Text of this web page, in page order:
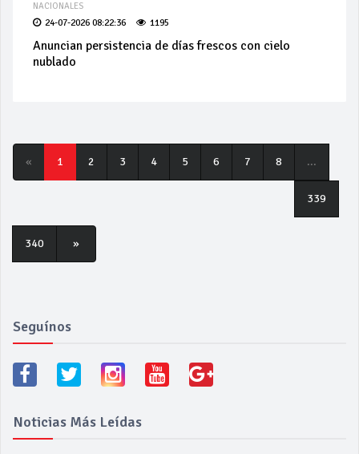
NACIONALES
24-07-2026 08:22:36 1195
Anuncian persistencia de días frescos con cielo
nublado
« 1 2 3 4 5 6 7 8 ...
339
340 »
Seguínos
Noticias Más Leídas